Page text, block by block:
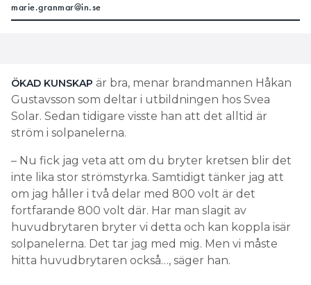
marie.granmar@in.se
ÖKAD KUNSKAP är bra, menar brandmannen Håkan
Gustavsson som deltar i utbildningen hos Svea
Solar. Sedan tidigare visste han att det alltid är
ström i solpanelerna.
– Nu fick jag veta att om du bryter kretsen blir det
inte lika stor strömstyrka. Samtidigt tänker jag att
om jag håller i två delar med 800 volt är det
fortfarande 800 volt där. Har man slagit av
huvudbrytaren bryter vi detta och kan koppla isär
solpanelerna. Det tar jag med mig. Men vi måste
hitta huvudbrytaren också…, säger han.